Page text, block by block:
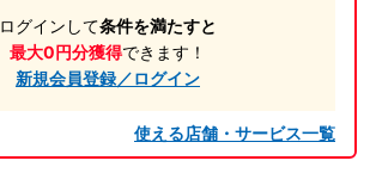
ログインして条件を満たすと
最大0円分獲得できます！
新規会員登録／ログイン
使える店舗・サービス一覧